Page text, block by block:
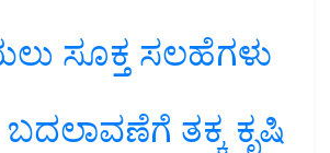
ಸೂಕ್ತ ಸಲಹೆಗಳು
ತಕ್ಕ ಕೃಷಿ